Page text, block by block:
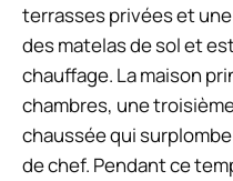
terrasses privées et
des matelas de sol et
chauffage. La maison
chambres, une
chaussée qui
de chef. Pendant ce